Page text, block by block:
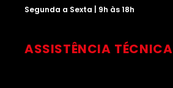
Segunda a Sexta | 9h às 18h
ASSISTÊNCIA TÉCNICA